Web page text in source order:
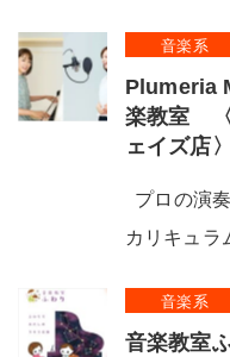
音楽系
Plumeria
楽教室
ェイズ店〉
プロの演
カリキュ
音楽系
音楽教室